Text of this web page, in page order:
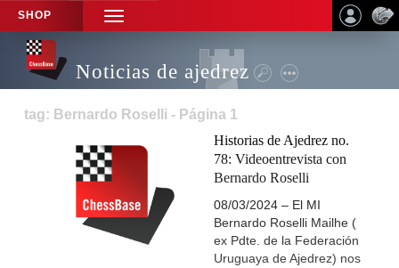
SHOP
TOGGLE
NAVIGATION
Noticias de ajedrez
tag: Bernardo Roselli - Página 1
Historias de Ajedrez no.
78: Videoentrevista con
Bernardo Roselli
08/03/2024 – El MI
Bernardo Roselli Mailhe (
ex Pdte. de la Federación
Uruguaya de Ajedrez) nos